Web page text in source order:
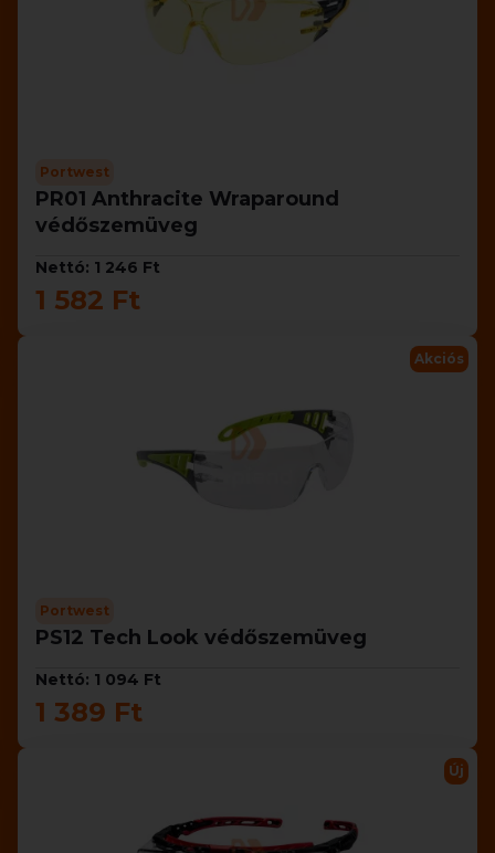
Portwest
PR01 Anthracite Wraparound
védőszemüveg
Nettó: 1 246 Ft
1 582 Ft
Akciós
Portwest
PS12 Tech Look védőszemüveg
Nettó: 1 094 Ft
1 389 Ft
Új